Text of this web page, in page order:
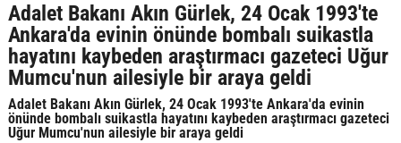
Adalet Bakanı Akın Gürlek, 24 Ocak 1993'te
Ankara'da evinin önünde bombalı suikastla
hayatını kaybeden araştırmacı gazeteci Uğur
Mumcu'nun ailesiyle bir araya geldi
Adalet Bakanı Akın Gürlek, 24 Ocak 1993'te Ankara'da evinin
önünde bombalı suikastla hayatını kaybeden araştırmacı gazeteci
Uğur Mumcu'nun ailesiyle bir araya geldi